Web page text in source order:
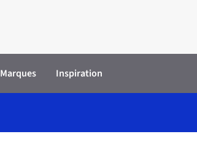
Marques Inspiration